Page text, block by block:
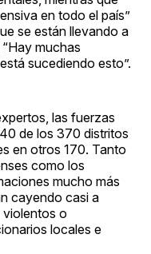
en todo el país”
se están llevando a
muchas
sucediendo esto”.
las fuerzas
de los 370 distritos
en otros 170. Tanto
como los
mucho más
cayendo casi a
violentos o
locales e